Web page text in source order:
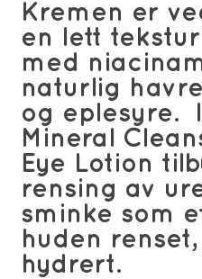
Kremen er
en lett
med
naturlig
og eplesyre.
Mineral
Eye Lotion
rensing av
sminke som
huden
hydrert.